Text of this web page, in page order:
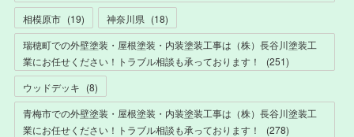
相模原市 (19) 神奈川県 (18)
瑞穂町での外壁塗装・屋根塗装・内装塗装工事は（株）長谷川塗装工
業にお任せください！トラブル相談も承っております！
(251)
ウッドデッキ (8)
青梅市での外壁塗装・屋根塗装・内装塗装工事は（株）長谷川塗装工
業にお任せください！トラブル相談も承っております！
(278)